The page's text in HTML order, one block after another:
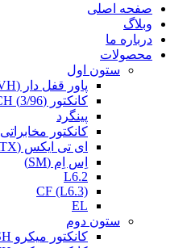
صفحه اصلی
وبلاگ
درباره ما
محصولات
ستون اول
پاور قفل دار (VH)
کانکتور (3/96) CH
پینگرد
کانکتور مخابراتی
ای تی ایکس (ATX)
اِس اِم (SM)
L6.2
CF (L6.3)
EL
ستون دوم
کانکتور میکرو 1MM SH